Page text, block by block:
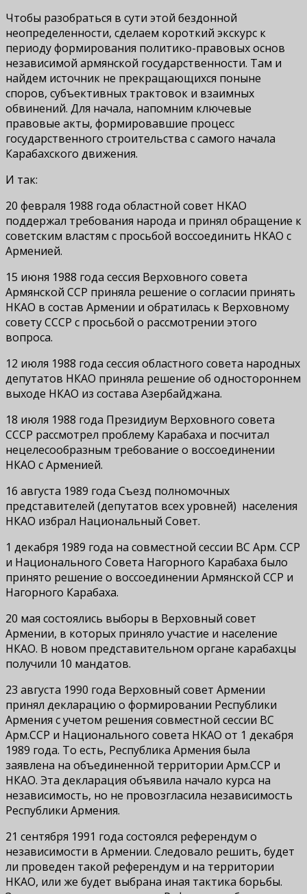
Чтобы разобраться в сути этой бездонной
неопределенности, сделаем короткий экскурс к
периоду формирования политико-правовых основ
независимой армянской государственности. Там и
найдем источник не прекращающихся поныне
споров, субъективных трактовок и взаимных
обвинений. Для начала, напомним ключевые
правовые акты, формировавшие процесс
государственного строительства с самого начала
Карабахского движения.
И так:
20 февраля 1988 года областной совет НКАО
поддержал требования народа и принял обращение к
советским властям с просьбой воссоединить НКАО с
Арменией.
15 июня 1988 года сессия Верховного совета
Армянской ССР приняла решение о согласии принять
НКАО в состав Армении и обратилась к Верховному
совету СССР с просьбой о рассмотрении этого
вопроса.
12 июля 1988 года сессия областного совета народных
депутатов НКАО приняла решение об одностороннем
выходе НКАО из состава Азербайджана.
18 июля 1988 года Президиум Верховного совета
СССР рассмотрел проблему Карабаха и посчитал
нецелесообразным требование о воссоединении
НКАО с Арменией.
16 августа 1989 года Съезд полномочных
представителей (депутатов всех уровней) населения
НКАО избрал Национальный Совет.
1 декабря 1989 года на совместной сессии ВС Арм. ССР
и Национального Совета Нагорного Карабаха было
принято решение о воссоединении Армянской ССР и
Нагорного Карабаха.
20 мая состоялись выборы в Верховный совет
Армении, в которых приняло участие и население
НКАО. В новом представительном органе карабахцы
получили 10 мандатов.
23 августа 1990 года Верховный совет Армении
принял декларацию о формировании Республики
Армения с учетом решения совместной сессии ВС
Арм.ССР и Национального совета НКАО от 1 декабря
1989 года. То есть, Республика Армения была
заявлена на объединенной территории Арм.ССР и
НКАО. Эта декларация объявила начало курса на
независимость, но не провозгласила независимость
Республики Армения.
21 сентября 1991 года состоялся референдум о
независимости в Армении. Следовало решить, будет
ли проведен такой референдум и на территории
НКАО, или же будет выбрана иная тактика борьбы.